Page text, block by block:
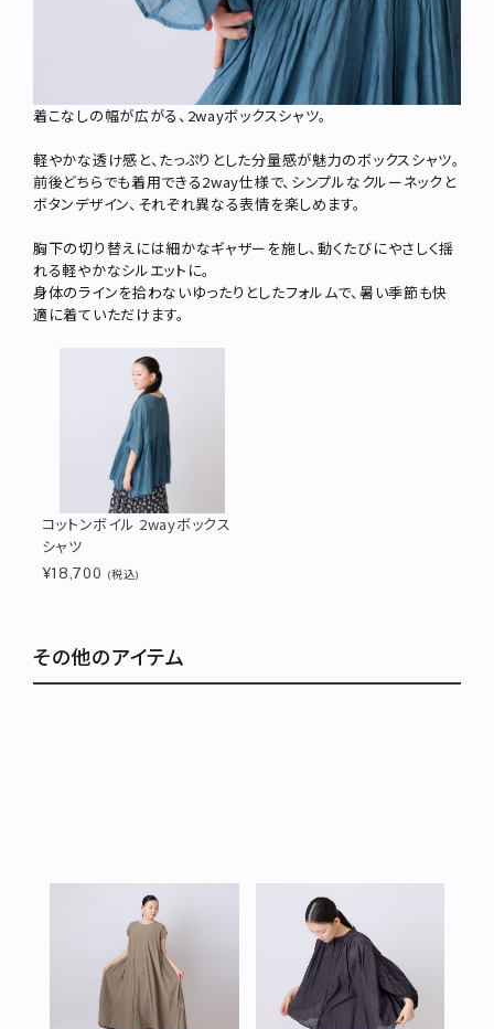
着こなしの幅が広がる、2wayボックスシャツ。
軽やかな透け感と、たっぷりとした分量感が魅力のボックスシャツ。
前後どちらでも着用できる2way仕様で、シンプルなクルーネックと
ボタンデザイン、それぞれ異なる表情を楽しめます。
胸下の切り替えには細かなギャザーを施し、動くたびにやさしく揺
れる軽やかなシルエットに。
身体のラインを拾わないゆったりとしたフォルムで、暑い季節も快
適に着ていただけます。
コットンボイル 2wayボックス
シャツ
¥18,700 (税込)
その他のアイテム